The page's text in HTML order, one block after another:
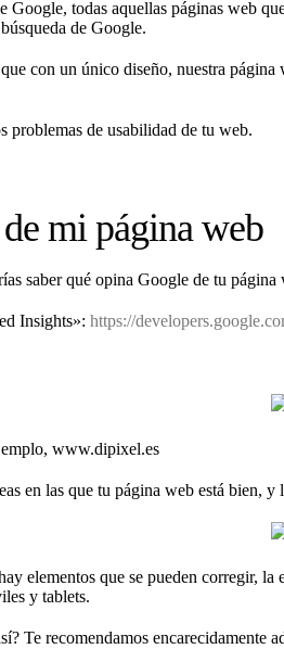
todas aquellas páginas web
de Google.
con un único diseño, nuestra
problemas de usabilidad de tu web.
mi página web
saber qué opina Google de tu
Insights»: https://
www.dipixel.es
en las que tu página web está bien, y
elementos que se pueden corregir,
y tablets.
Te recomendamos